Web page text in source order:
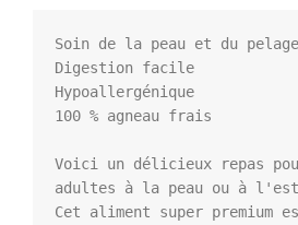
Soin de la peau et du pelage
Digestion facile
Hypoallergénique
100 % agneau frais
Voici un délicieux repas
adultes à la peau ou à
Cet aliment super premium